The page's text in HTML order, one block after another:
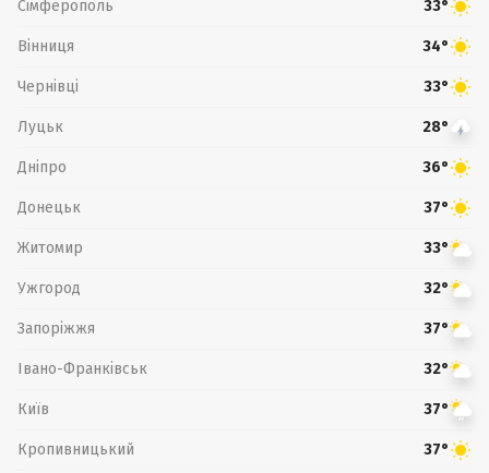
Сімферополь 33°
Вінниця 34°
Чернівці 33°
Луцьк 28°
Дніпро 36°
Донецьк 37°
Житомир 33°
Ужгород 32°
Запоріжжя 37°
Івано-Франківськ 32°
Київ 37°
Кропивницький 37°